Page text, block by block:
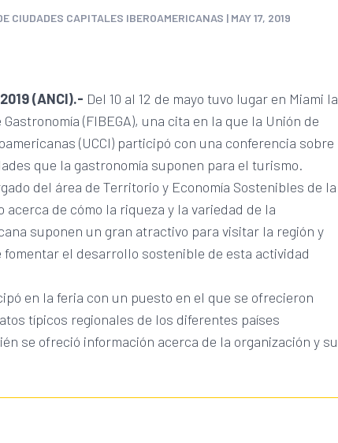
CIUDADES CAPITALES IBEROAMERICANAS | MAY 17, 2019
(ANCI).- Del 10 al 12 de mayo tuvo lugar en Miami la
(FIBEGA), una cita en la que la Unión de
(UCCI) participó con una conferencia sobre
que la gastronomía suponen para el turismo.
del área de Territorio y Economía Sostenibles de la
acerca de cómo la riqueza y la variedad de la
suponen un gran atractivo para visitar la región y
fomentar el desarrollo sostenible de esta actividad
en la feria con un puesto en el que se ofrecieron
típicos regionales de los diferentes países
se ofreció información acerca de la organización y su